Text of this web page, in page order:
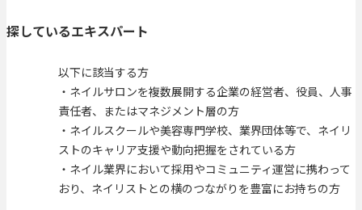
探しているエキスパート
以下に該当する方
・ネイルサロンを複数展開する企業の経営者、役員、人事
責任者、またはマネジメント層の方
・ネイルスクールや美容専門学校、業界団体等で、ネイリ
ストのキャリア支援や動向把握をされている方
・ネイル業界において採用やコミュニティ運営に携わって
おり、ネイリストとの横のつながりを豊富にお持ちの方